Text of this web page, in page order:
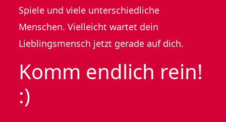
Spiele und viele unterschiedliche
Menschen. Vielleicht wartet dein
Lieblingsmensch jetzt gerade auf dich.
Komm endlich rein!
:)